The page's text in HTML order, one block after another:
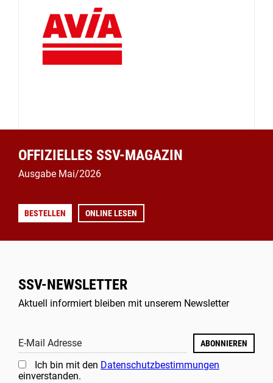
OFFIZIELLES SSV-MAGAZIN
Ausgabe Mai/2026
BESTELLEN ONLINE LESEN
SSV-NEWSLETTER
Aktuell informiert bleiben mit unserem Newsletter
E-Mail Adresse ABONNIEREN
Ich bin mit den Datenschutzbestimmungen
einverstanden.